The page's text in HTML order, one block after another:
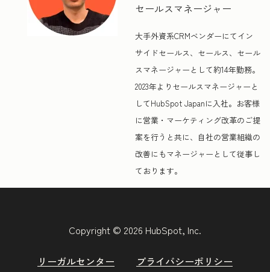
セールスマネージャー
大手外資系CRMベンダーにてイン
サイドセールス、セールス、セール
スマネージャーとして約14年勤務。
2023年よりセールスマネージャーと
してHubSpot Japanに入社。お客様
に営業・マーケティング改革のご提
案を行うと共に、自社の営業組織の
改善にもマネージャーとして従事し
ております。
Copyright © 2026 HubSpot, Inc.
リーガルセンター プライバシーポリシー